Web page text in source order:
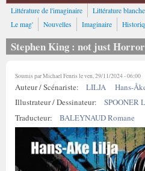
Littérature de l'imaginaire Littérature blanche
Le mag'
Nouvelles Imaginaire
Stephen King : not just Horror
Soumis parMichael Fenrisle ven, 29/11/2024 - 06:00
Auteur / Scénariste: LILJA
Hans-
Illustrateur / Dessinateur:
SPOONER
Traducteur:
BALEYNAUD Romane